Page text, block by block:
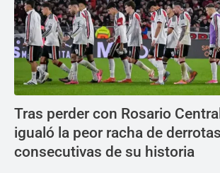
Tras perder con Rosario
igualó la peor racha de derrotas
consecutivas de su historia